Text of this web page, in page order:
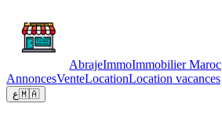
AbrajeImmoImmobilier Maroc
AnnoncesVenteLocationLocation vacances
ع🇲🇦